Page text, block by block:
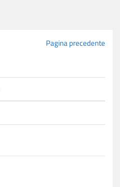
Pagina precedente